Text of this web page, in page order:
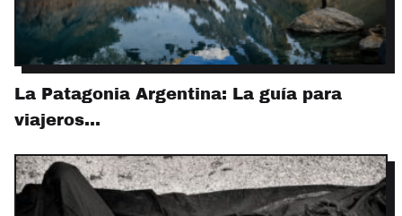
La Patagonia Argentina: La guía para
viajeros…